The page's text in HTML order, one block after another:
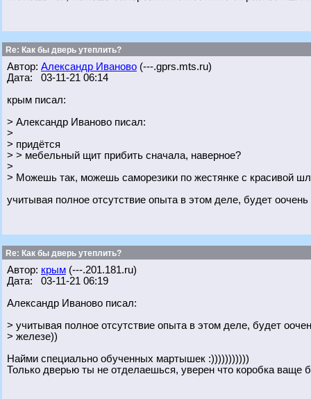
Re: Как бы дверь утеплить?
Автор: Александр Иваново (---.gprs.mts.ru)
Дата: 03-11-21 06:14
крым писал:
> Александр Иваново писал:
>
> придётся
> > мебельный щит прибить сначала, наверное?
>
> Можешь так, можешь саморезики по жестянке с красивой
учитывая полное отсутствие опыта в этом деле, будет
Re: Как бы дверь утеплить?
Автор: крым (---.201.181.ru)
Дата: 03-11-21 06:19
Александр Иваново писал:
> учитывая полное отсутствие опыта в этом деле, будет
> железе))
Найми специально обученных мартышек :)))))))))))
Только дверью ты не отделаешься, уверен что коробка ваще